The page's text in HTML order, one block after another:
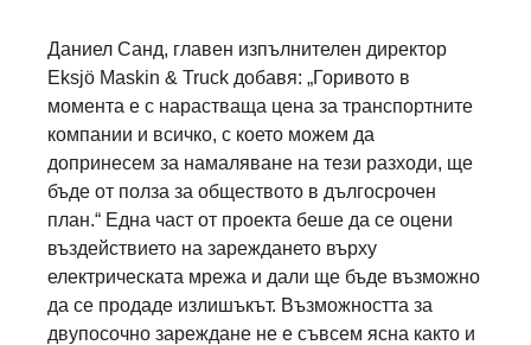
Даниел Санд, главен изпълнителен директор
Eksjö Maskin & Truck добавя: „Горивото в
момента е с нарастваща цена за транспортните
компании и всичко, с което можем да
допринесем за намаляване на тези разходи, ще
бъде от полза за обществото в дългосрочен
план.“ Една част от проекта беше да се оцени
въздействието на зареждането върху
електрическата мрежа и дали ще бъде възможно
да се продаде излишъкът. Възможността за
двупосочно зареждане не е съвсем ясна както и